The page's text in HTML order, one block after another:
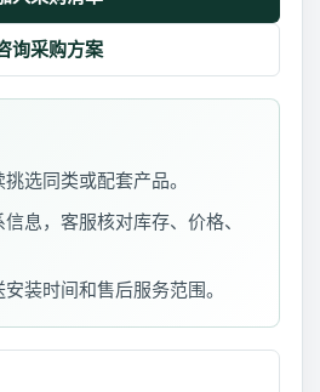
询采购方案
选同类或配套产品。
息，客服核对库存、价格、
装时间和售后服务范围。